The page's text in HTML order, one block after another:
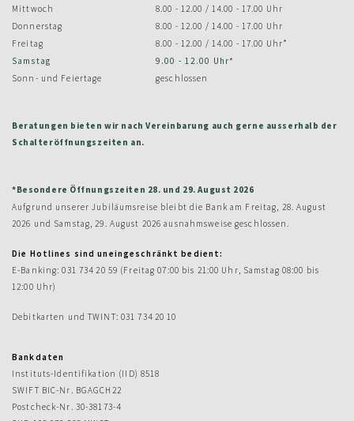
Mittwoch
8.00 - 12.00 / 14.00 - 17.00 Uhr
Donnerstag
8.00 - 12.00 / 14.00 - 17.00 Uhr
Freitag
8.00 - 12.00 / 14.00 - 17.00 Uhr*
Samstag
9.00 - 12.00 Uhr*
Sonn- und Feiertage
geschlossen
Beratungen bieten wir nach Vereinbarung auch gerne ausserhalb der
Schalteröffnungszeiten an.
*Besondere Öffnungszeiten 28. und 29. August 2026
Aufgrund unserer Jubiläumsreise bleibt die Bank am Freitag, 28. August
2026 und Samstag, 29. August 2026 ausnahmsweise geschlossen.
Die Hotlines sind uneingeschränkt bedient:
E-Banking: 031 734 20 59 (Freitag 07:00 bis 21:00 Uhr, Samstag 08:00 bis
12:00 Uhr)
Debitkarten und TWINT: 031 734 20 10
Bankdaten
Instituts-Identifikation (IID) 8518
SWIFT BIC-Nr. BGAGCH22
Postcheck-Nr. 30-38173-4